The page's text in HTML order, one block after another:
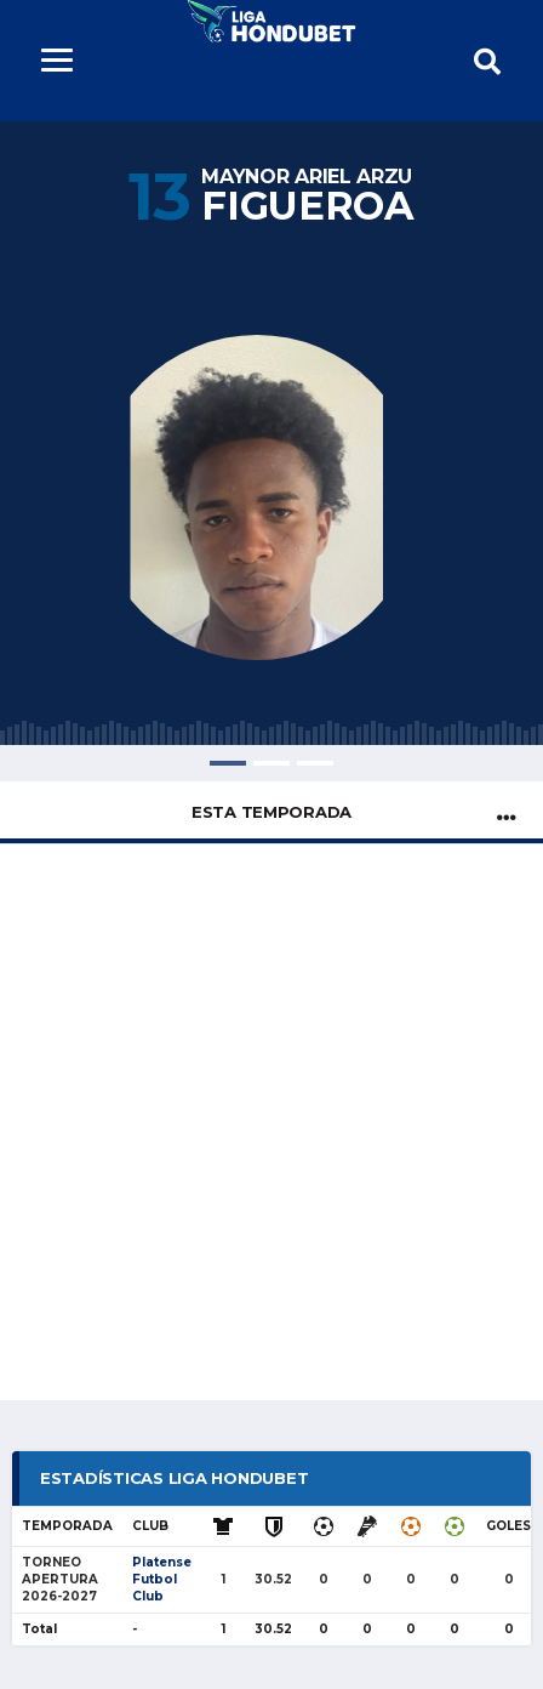
13 MAYNOR ARIEL ARZU
FIGUEROA
ESTA TEMPORADA
ESTADÍSTICAS LIGA HONDUBET
TEMPORADA CLUB GOLES
TORNEO
APERTURA
2026-2027
Platense
Futbol
Club
1 30.52 0 0 0 0 0
Total - 1 30.52 0 0 0 0 0